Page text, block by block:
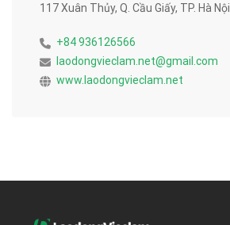
117 Xuân Thủy, Q. Cầu Giấy, TP. Hà Nội
+84 936126566
laodongvieclam.net@gmail.com
www.laodongvieclam.net